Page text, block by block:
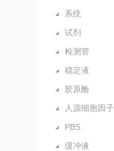
系统
试剂
检测管
稳定液
胶原酶
人源细胞因子
PBS
缓冲液